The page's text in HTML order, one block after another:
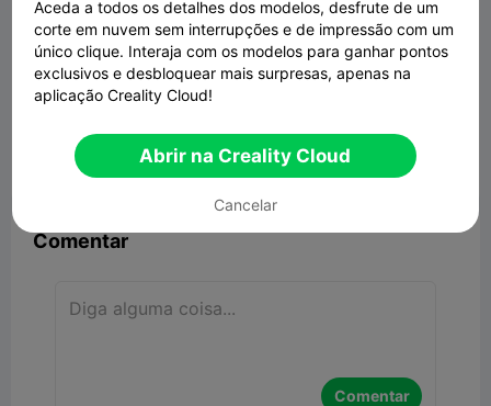

Denunciar 7 
Comentar
Comentar
Aceda a todos os detalhes dos modelos, desfrute de um
corte em nuvem sem interrupções e de impressão com um
único clique. Interaja com os modelos para ganhar pontos
exclusivos e desbloquear mais surpresas, apenas na
aplicação Creality Cloud!
Abrir na Creality Cloud
Cancelar